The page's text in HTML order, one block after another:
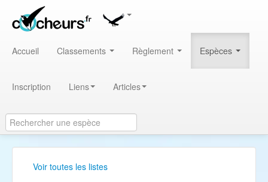
Accueil Classements Règlement Espèces
Inscription Liens Articles
Voir toutes les listes